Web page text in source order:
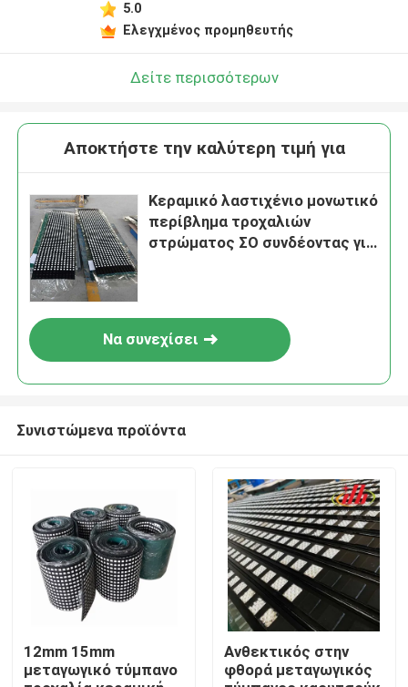
Αρχική Σελίδα
Προϊόντα
Βίντεο
5.0
Ελεγχμένος προμηθευτής
Δείτε περισσότερων
Αποκτήστε την καλύτερη τιμή για
Κεραμικό λαστιχένιο μονωτικό
περίβλημα τροχαλιών
στρώματος ΣΟ συνδέοντας για
Να συνεχίσει
Συνιστώμενα προϊόντα
12mm 15mm
μεταγωγικό τύμπανο
Ανθεκτικός στην
φθορά μεταγωγικός